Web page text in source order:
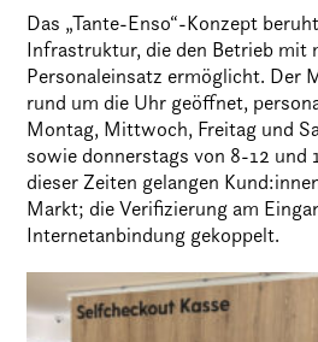
Das „Tante-Enso“-Konzept
Infrastruktur, die den Betrieb mit
Personaleinsatz ermöglicht. Der
rund um die Uhr geöffnet,
Montag, Mittwoch, Freitag und
sowie donnerstags von 8-12 und
dieser Zeiten gelangen
Markt; die Verifizierung am
Internetanbindung gekoppelt.